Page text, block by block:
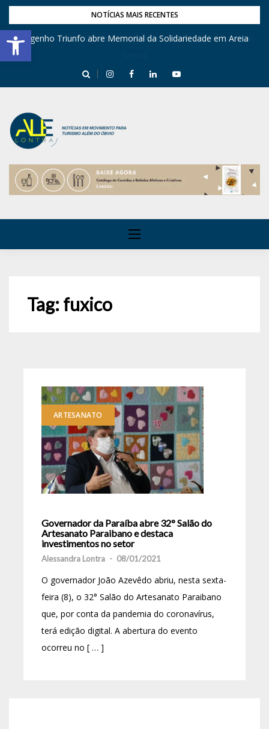
Barra de Ferramentas Aberta
NOTÍCIAS MAIS RECENTES
Engenho Triunfo abre Memorial da Solidariedade em Areia
Tag:fuxico
ARTESANATO
Governador da Paraíba abre 32° Salão do
Artesanato Paraibano e destaca
investimentos no setor
Alessandra Lontra - 08/01/2021
O governador João Azevêdo abriu, nesta sexta-
feira (8), o 32° Salão do Artesanato Paraibano
que, por conta da pandemia do coronavírus,
terá edição digital. A abertura do evento
ocorreu no [ … ]